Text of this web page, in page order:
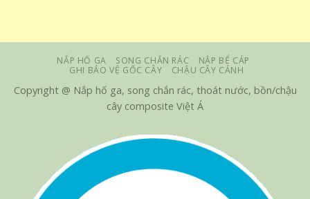
NẮP HỐ GA SONG CHẮN RÁC
NẮP BỂ CÁP
GHI BẢO VỆ GỐC CÂY
CHẬU CÂY CẢNH
Copyright @ Nắp hố ga, song chắn rác, thoát nước, bồn/chậu
cây composite Việt Á